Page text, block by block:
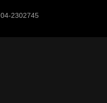
04-2302745